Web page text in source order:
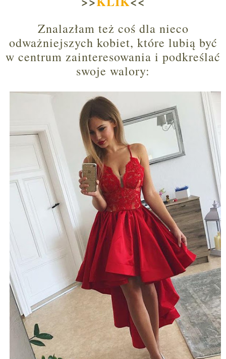
Znalazłam też coś dla nieco
odważniejszych kobiet, które lubią być
w centrum zainteresowania i podkreślać
swoje walory: